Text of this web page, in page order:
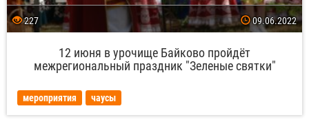
227 09.06.2022
12 июня в урочище Байково пройдёт
межрегиональный праздник "Зеленые святки"
мероприятия чаусы